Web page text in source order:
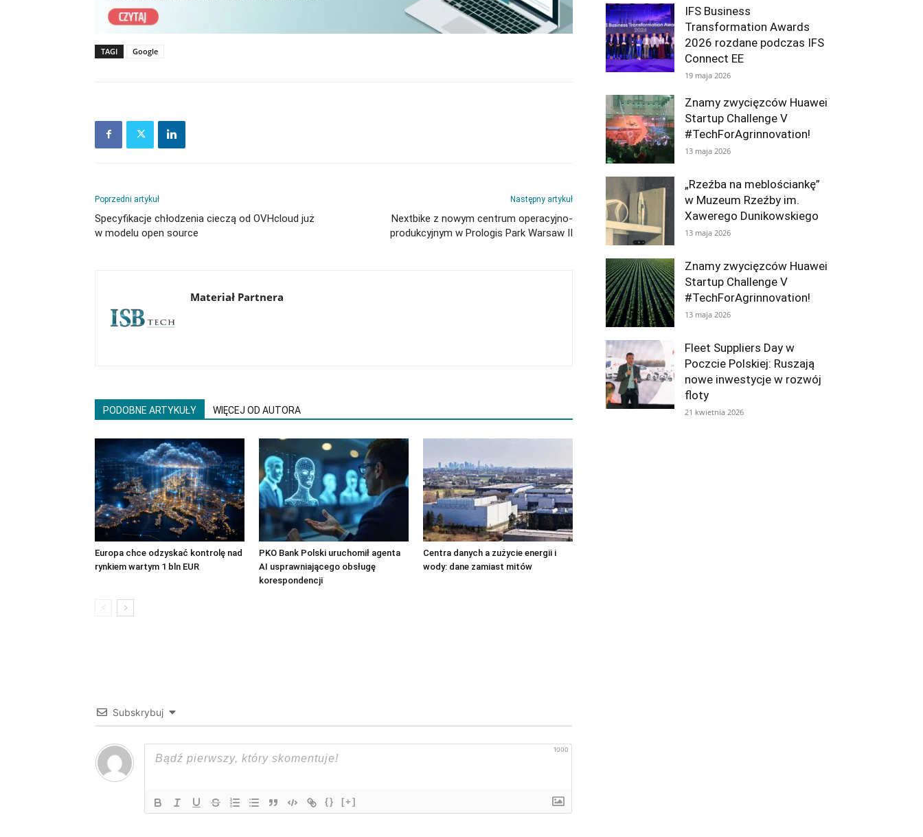
TAGI Google
Poprzedni artykuł
Specyfikacje chłodzenia cieczą od OVHcloud już
w modelu open source
Następny artykuł
Nextbike z nowym centrum operacyjno-
produkcyjnym w Prologis Park Warsaw II
Materiał Partnera
PODOBNE ARTYKUŁY WIĘCEJ OD AUTORA
Europa chce odzyskać kontrolę nad
rynkiem wartym 1 bln EUR
PKO Bank Polski uruchomił agenta
AI usprawniającego obsługę
korespondencji
Centra danych a zużycie energii i
wody: dane zamiast mitów
Subskrybuj
1000
{} [+]
IFS Business
Transformation Awards
2026 rozdane podczas IFS
Connect EE
19 maja 2026
Znamy zwycięzców Huawei
Startup Challenge V
#TechForAgrinnovation!
13 maja 2026
„Rzeźba na meblościankę”
w Muzeum Rzeźby im.
Xawerego Dunikowskiego
13 maja 2026
Znamy zwycięzców Huawei
Startup Challenge V
#TechForAgrinnovation!
13 maja 2026
Fleet Suppliers Day w
Poczcie Polskiej: Ruszają
nowe inwestycje w rozwój
floty
21 kwietnia 2026